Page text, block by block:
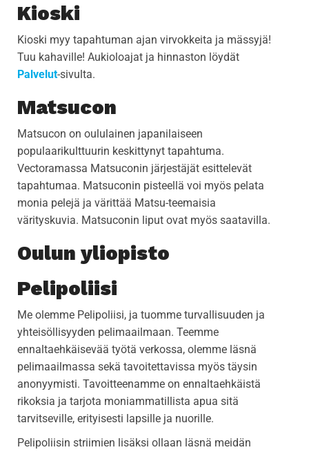
Kioski
Kioski myy tapahtuman ajan virvokkeita ja mässyjä!
Tuu kahaville! Aukioloajat ja hinnaston löydät
Palvelut-sivulta.
Matsucon
Matsucon on oululainen japanilaiseen
populaarikulttuurin keskittynyt tapahtuma.
Vectoramassa Matsuconin järjestäjät esittelevät
tapahtumaa. Matsuconin pisteellä voi myös pelata
monia pelejä ja värittää Matsu-teemaisia
värityskuvia. Matsuconin liput ovat myös saatavilla.
Oulun yliopisto
Pelipoliisi
Me olemme Pelipoliisi, ja tuomme turvallisuuden ja
yhteisöllisyyden pelimaailmaan. Teemme
ennaltaehkäisevää työtä verkossa, olemme läsnä
pelimaailmassa sekä tavoitettavissa myös täysin
anonyymisti. Tavoitteenamme on ennaltaehkäistä
rikoksia ja tarjota moniammatillista apua sitä
tarvitseville, erityisesti lapsille ja nuorille.
Pelipoliisin striimien lisäksi ollaan läsnä meidän